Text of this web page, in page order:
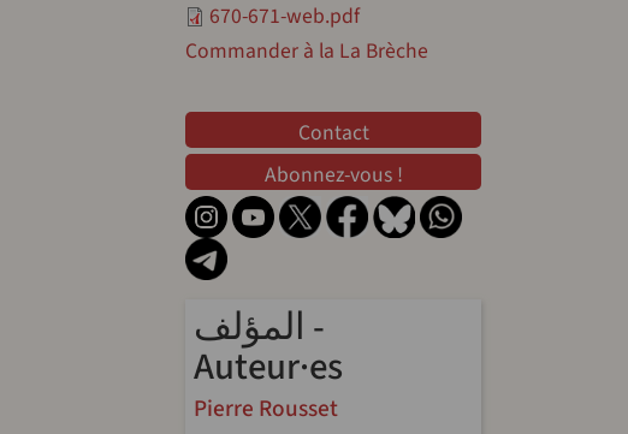
670-671-web.pdf
Commander à la La Brèche
Contact
Abonnez-vous !
المؤلف -
Auteur·es
Pierre Rousset